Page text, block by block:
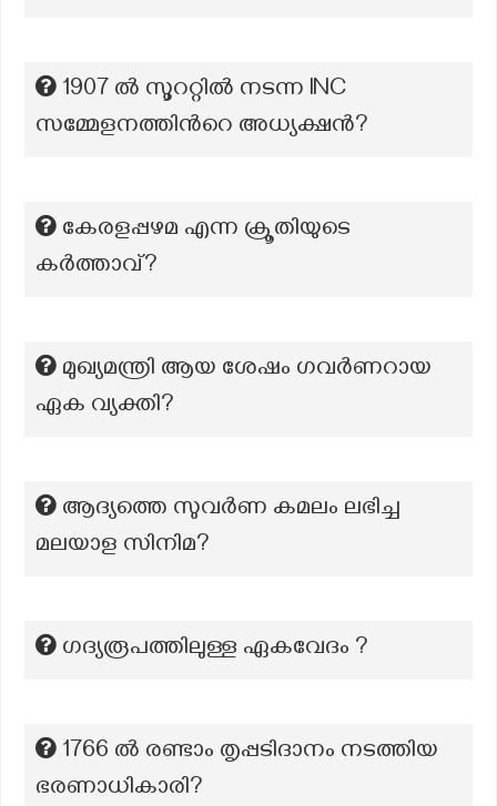
1907 ല്‍ സൂററ്റില്‍ നടന്ന INC
സമ്മേളനത്തിന്‍റെ അധ്യക്ഷന്‍?
കേരളപ്പഴമ എന്ന ക്രൂതിയുടെ
കർത്താവ്?
മുഖ്യമന്ത്രി ആയ ശേഷം ഗവര്‍ണറായ
ഏക വ്യക്തി?
ആദ്യത്തെ സുവർണ കമലം ലഭിച്ച
മലയാള സിനിമ?
ഗദ്യരൂപത്തിലുള്ള ഏകവേദം ?
1766 ൽ രണ്ടാം തൃപ്പടിദാനം നടത്തിയ
ഭരണാധികാരി?